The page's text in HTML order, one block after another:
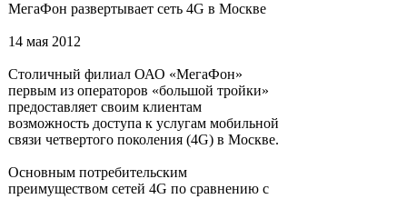
МегаФон развертывает сеть 4G в Москве
14 мая 2012
Столичный филиал ОАО «МегаФон»
первым из операторов «большой тройки»
предоставляет своим клиентам
возможность доступа к услугам мобильной
связи четвертого поколения (4G) в Москве.
Основным потребительским
преимуществом сетей 4G по сравнению с